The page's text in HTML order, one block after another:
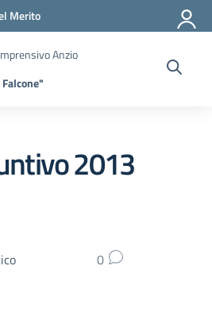
Merito
Anzio
2013
0